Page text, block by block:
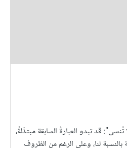
قد تبدو العبارةُ السابقة مبتذَلةً،
بالنسبة لنا، وعلى الرغم من الظروف